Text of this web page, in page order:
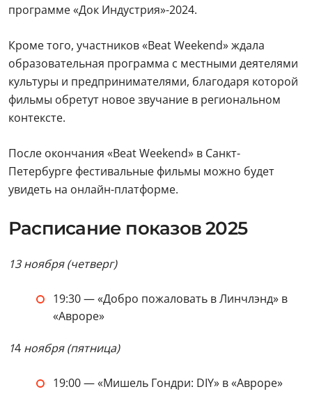
программе «Док Индустрия»-2024.
Кроме того, участников «Beat Weekend» ждала
образовательная программа с местными деятелями
культуры и предпринимателями, благодаря которой
фильмы обретут новое звучание в региональном
контексте.
После окончания «Beat Weekend» в Санкт-
Петербурге фестивальные фильмы можно будет
увидеть на онлайн-платформе.
Расписание показов 2025
13 ноября (четверг)
19:30 — «Добро пожаловать в Линчлэнд» в
«Авроре»
14 ноября (пятница)
19:00 — «Мишель Гондри: DIY» в «Авроре»